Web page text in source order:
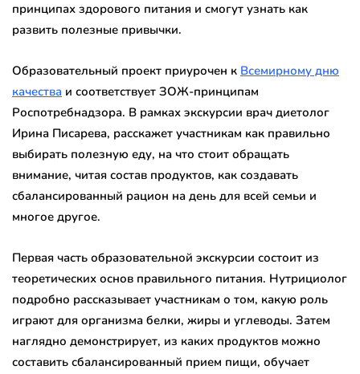
принципах здорового питания и смогут узнать как
развить полезные привычки.
Образовательный проект приурочен к Всемирному дню
качества и соответствует ЗОЖ-принципам
Роспотребнадзора. В рамках экскурсии врач диетолог
Ирина Писарева, расскажет участникам как правильно
выбирать полезную еду, на что стоит обращать
внимание, читая состав продуктов, как создавать
сбалансированный рацион на день для всей семьи и
многое другое.
Первая часть образовательной экскурсии состоит из
теоретических основ правильного питания. Нутрициолог
подробно рассказывает участникам о том, какую роль
играют для организма белки, жиры и углеводы. Затем
наглядно демонстрирует, из каких продуктов можно
составить сбалансированный прием пищи, обучает